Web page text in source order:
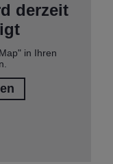
derzeit
in Ihren